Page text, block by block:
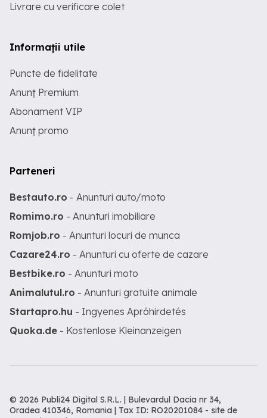
Livrare cu verificare colet
Informații utile
Puncte de fidelitate
Anunț Premium
Abonament VIP
Anunț promo
Parteneri
Bestauto.ro - Anunturi auto/moto
Romimo.ro - Anunturi imobiliare
Romjob.ro - Anunturi locuri de munca
Cazare24.ro - Anunturi cu oferte de cazare
Bestbike.ro - Anunturi moto
Animalutul.ro - Anunturi gratuite animale
Startapro.hu - Ingyenes Apróhirdetés
Quoka.de - Kostenlose Kleinanzeigen
© 2026 Publi24 Digital S.R.L. | Bulevardul Dacia nr 34,
Oradea 410346, Romania | Tax ID: RO20201084 - site de